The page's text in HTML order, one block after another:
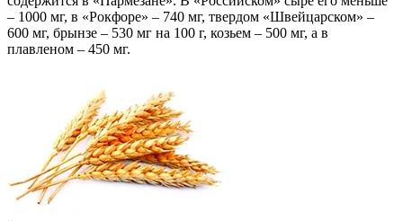
– 1000 мг, в «Рокфоре» – 740 мг, твердом «Швейцарском» –
600 мг, брынзе – 530 мг на 100 г, козьем – 500 мг, а в
плавленом – 450 мг.